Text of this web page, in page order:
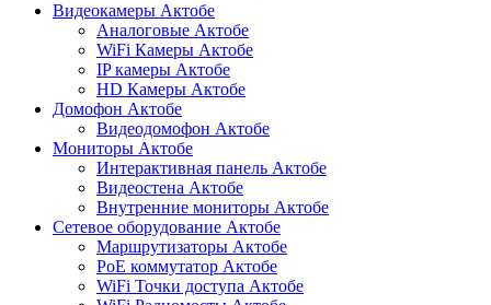
Видеокамеры Актобе
Аналоговые Актобе
WiFi Камеры Актобе
IP камеры Актобе
HD Камеры Актобе
Домофон Актобе
Видеодомофон Актобе
Мониторы Актобе
Интерактивная панель Актобе
Видеостена Актобе
Внутренние мониторы Актобе
Сетевое оборудование Актобе
Маршрутизаторы Актобе
PoE коммутатор Актобе
WiFi Точки доступа Актобе